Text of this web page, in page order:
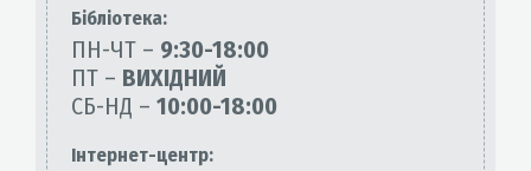
Бiблiотека:
ПН-ЧТ – 9:30-18:00
ПТ – ВИХІДНИЙ
СБ-НД – 10:00-18:00
Інтернет-центр: